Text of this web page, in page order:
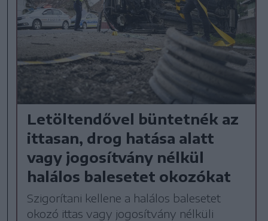
Letöltendővel büntetnék az
ittasan, drog hatása alatt
vagy jogosítvány nélkül
halálos balesetet okozókat
Szigorítani kellene a halálos balesetet
okozó ittas vagy jogosítvány nélküli